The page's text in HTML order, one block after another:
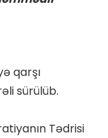
qarşı
sürülüb.
Tədrisi